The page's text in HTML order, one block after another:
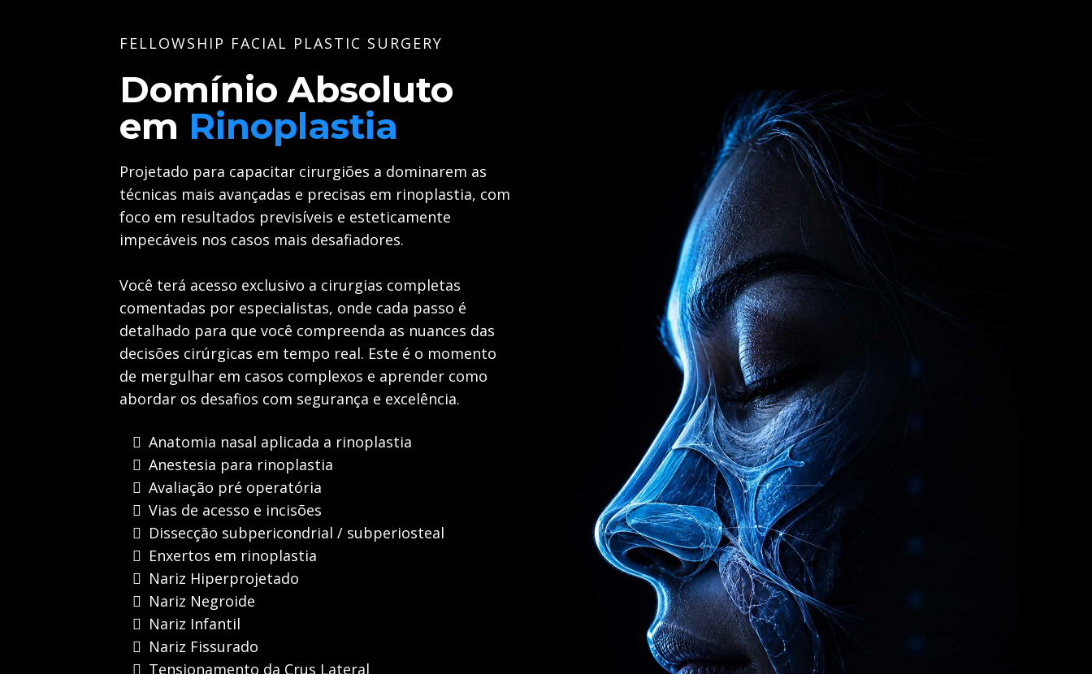
FELLOWSHIP FACIAL PLASTIC SURGERY
Domínio Absoluto
em Rinoplastia
Projetado para capacitar cirurgiões a dominarem as
técnicas mais avançadas e precisas em rinoplastia, com
foco em resultados previsíveis e esteticamente
impecáveis nos casos mais desafiadores.
Você terá acesso exclusivo a cirurgias completas
comentadas por especialistas, onde cada passo é
detalhado para que você compreenda as nuances das
decisões cirúrgicas em tempo real. Este é o momento
de mergulhar em casos complexos e aprender como
abordar os desafios com segurança e excelência.
Anatomia nasal aplicada a rinoplastia
Anestesia para rinoplastia
Avaliação pré operatória
Vias de acesso e incisões
Dissecção subpericondrial / subperiosteal
Enxertos em rinoplastia
Nariz Hiperprojetado
Nariz Negroide
Nariz Infantil
Nariz Fissurado
Tensionamento da Crus Lateral